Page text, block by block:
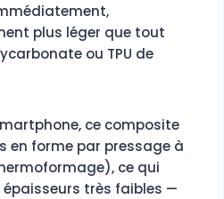
plus léger que tout
ou TPU de
ce composite
en forme par pressage à
ce qui
épaisseurs très faibles —